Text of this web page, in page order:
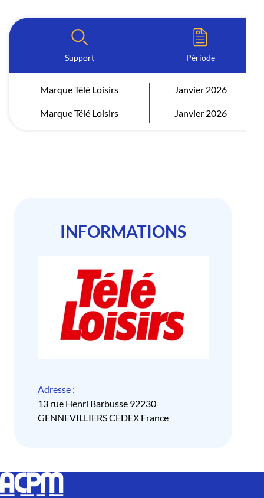
Support Période
Marque Télé Loisirs Janvier 2026
Marque Télé Loisirs Janvier 2026
INFORMATIONS
Adresse :
13 rue Henri Barbusse 92230
GENNEVILLIERS CEDEX France